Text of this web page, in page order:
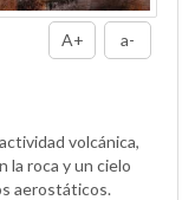
A+ a-
volcánica,
la roca y un cielo
aerostáticos.